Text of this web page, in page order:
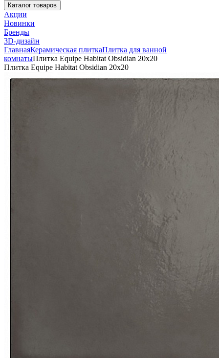
Каталог товаров
Акции
Новинки
Бренды
3D-дизайн
ГлавнаяКерамическая плиткаПлитка для ванной
комнатыПлитка Equipe Habitat Obsidian 20x20
Плитка Equipe Habitat Obsidian 20x20